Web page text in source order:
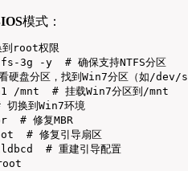
模式：
root权限
-y  # 确保支持NTFS分区
分区，找到Win7分区（如/dev/
/mnt  # 挂载Win7分区到/mnt
换到Win7环境
# 修复MBR
# 修复引导扇区
# 重建引导配置